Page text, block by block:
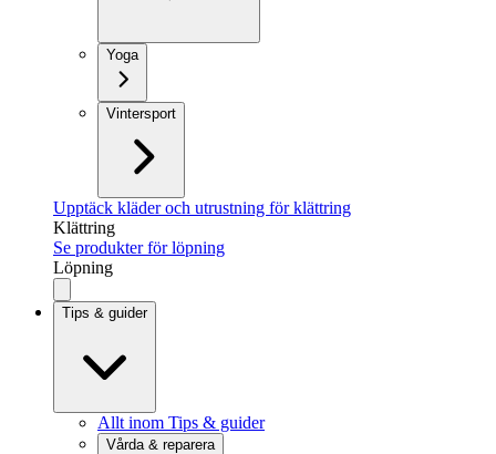
Yoga
Vintersport
Upptäck kläder och utrustning för klättring
Klättring
Se produkter för löpning
Löpning
Tips & guider
Allt inom Tips & guider
Vårda & reparera